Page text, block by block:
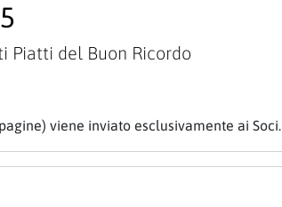
Piatti del Buon Ricordo
viene inviato esclusivamente ai Soci.